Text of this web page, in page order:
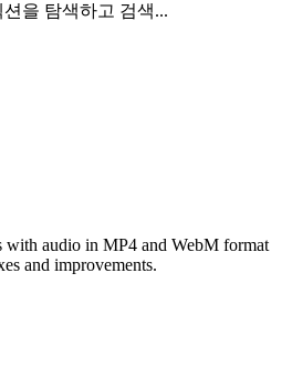
을 탐색하고 검색...
with audio in MP4 and WebM format
and improvements.